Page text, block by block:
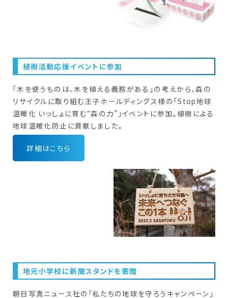
植樹活動応援イベントに参加
「木を使うものは、木を植える義務がある」の考えから、森の
リサイクルに取り組む王子ホールディングス様の「Stop地球
温暖化 いっしょに育む“森の力”」イベントに参加。植樹による
地球温暖化防止に貢献しました。
詳細はこちら
地元小学校に新聞スタンドを寄贈
朝日写真ニュース社の「私たちの地球を守ろうキャンペーン」